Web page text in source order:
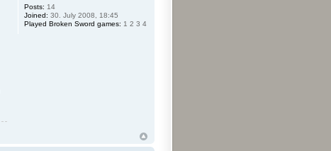
Posts: 14
Joined: 30. July 2008, 18:45
Played Broken Sword games: 1 2 3 4